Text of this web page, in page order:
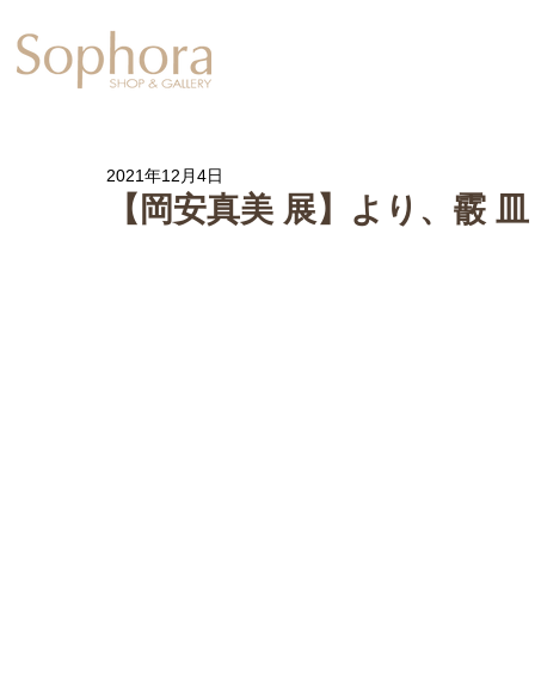
【岡安真美 展】より、霰 皿
2021年12月4日